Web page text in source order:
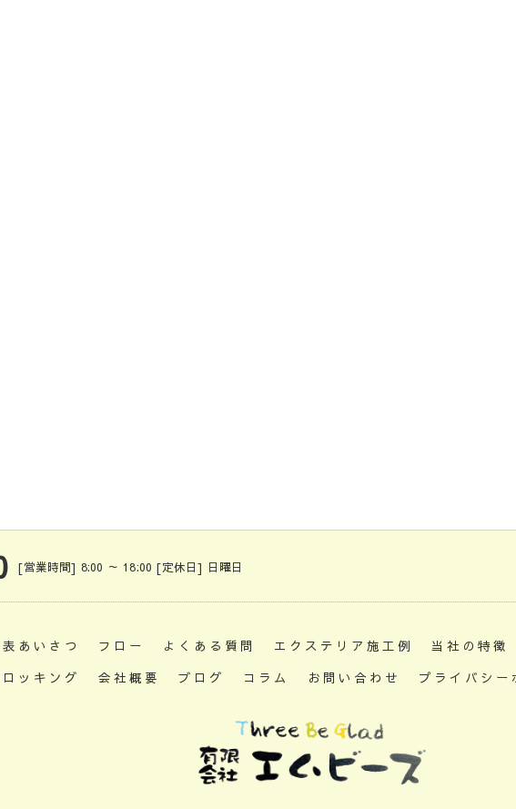
[営業時間] 8:00 ～ 18:00 [定休日] 日曜日
あいさつ フロー よくある質問 エクステリア施工例 当社の特徴
ッキング
会社概要 ブログ コラム お問い合わせ プライバシー